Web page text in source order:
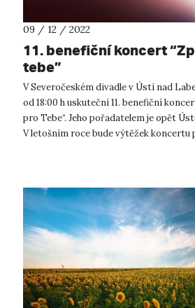
09 / 12 / 2022
11. benefiční koncert
tebe”
V Severočeském divadle v Ústí nad
od 18:00 h uskuteční 11. benefiční
pro Tebe“. Jeho pořadatelem je opět
V letošním roce bude výtěžek koncertu